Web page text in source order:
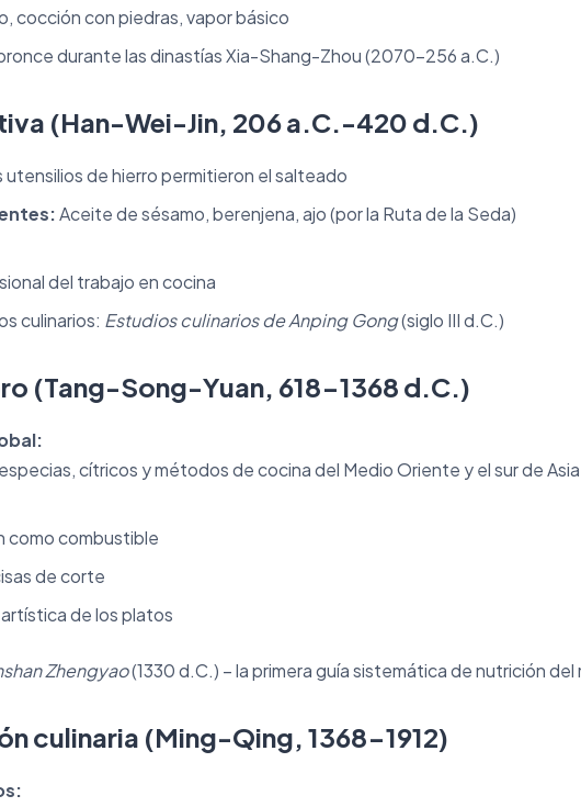
cocción con piedras, vapor básico
durante las dinastías Xia-Shang-Zhou (2070-256 a.C.)
(Han-Wei-Jin, 206 a.C.-420 d.C.)
utensilios de hierro permitieron el salteado
Aceite de sésamo, berenjena, ajo (por la Ruta de la Seda)
del trabajo en cocina
culinarios: Estudios culinarios de Anping Gong(siglo III d.C.)
(Tang-Song-Yuan, 618-1368 d.C.)
cítricos y métodos de cocina del Medio Oriente y el sur de Asia
como combustible
de corte
de los platos
Zhengyao(1330 d.C.) – la primera guía sistemática de nutrición del
culinaria (Ming-Qing, 1368-1912)